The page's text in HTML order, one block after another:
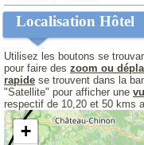
Localisation Hôtel
Utilisez les boutons se
pour faire des zoom ou
rapide se trouvent dans la
"Satellite" pour afficher une
respectif de 10,20 et 50 kms
+